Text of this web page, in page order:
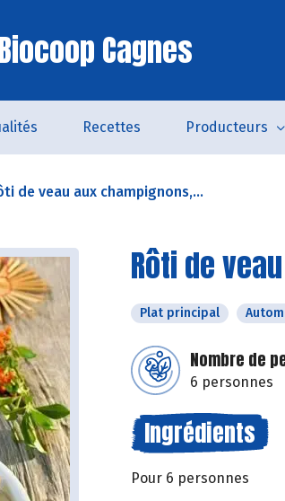
Cagnes
Recettes Producteurs
de veau aux champignons,...
Rôti de
Plat principal
Nombre de
6 personnes
Ingrédients
Pour 6 personnes